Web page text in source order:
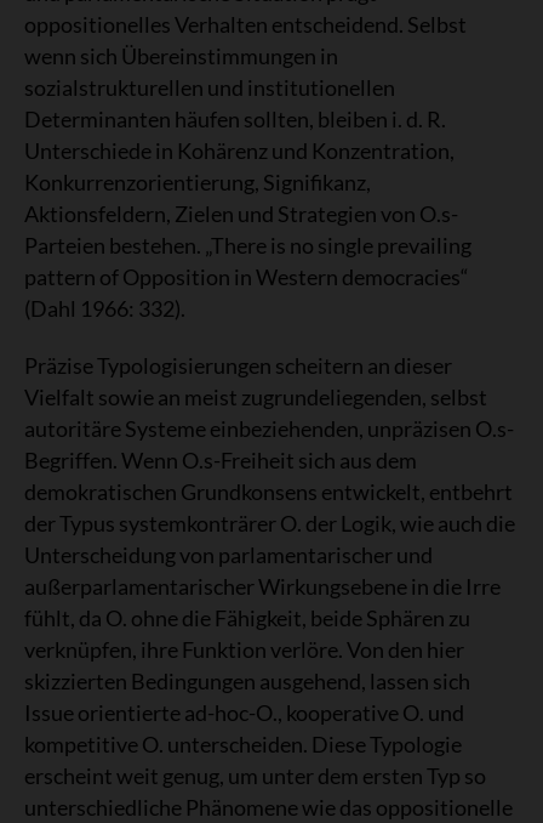
oppositionelles Verhalten entscheidend. Selbst
wenn sich Übereinstimmungen in
sozialstrukturellen und institutionellen
Determinanten häufen sollten, bleiben i. d. R.
Unterschiede in Kohärenz und Konzentration,
Konkurrenzorientierung, Signifikanz,
Aktionsfeldern, Zielen und Strategien von O.s-
Parteien bestehen. „There is no single prevailing
pattern of Opposition in Western democracies“
(Dahl 1966: 332).
Präzise Typologisierungen scheitern an dieser
Vielfalt sowie an meist zugrundeliegenden, selbst
autoritäre Systeme einbeziehenden, unpräzisen O.s-
Begriffen. Wenn O.s-Freiheit sich aus dem
demokratischen Grundkonsens entwickelt, entbehrt
der Typus systemkonträrer O. der Logik, wie auch die
Unterscheidung von parlamentarischer und
außerparlamentarischer Wirkungsebene in die Irre
fühlt, da O. ohne die Fähigkeit, beide Sphären zu
verknüpfen, ihre Funktion verlöre. Von den hier
skizzierten Bedingungen ausgehend, lassen sich
Issue orientierte ad-hoc-O., kooperative O. und
kompetitive O. unterscheiden. Diese Typologie
erscheint weit genug, um unter dem ersten Typ so
unterschiedliche Phänomene wie das oppositionelle